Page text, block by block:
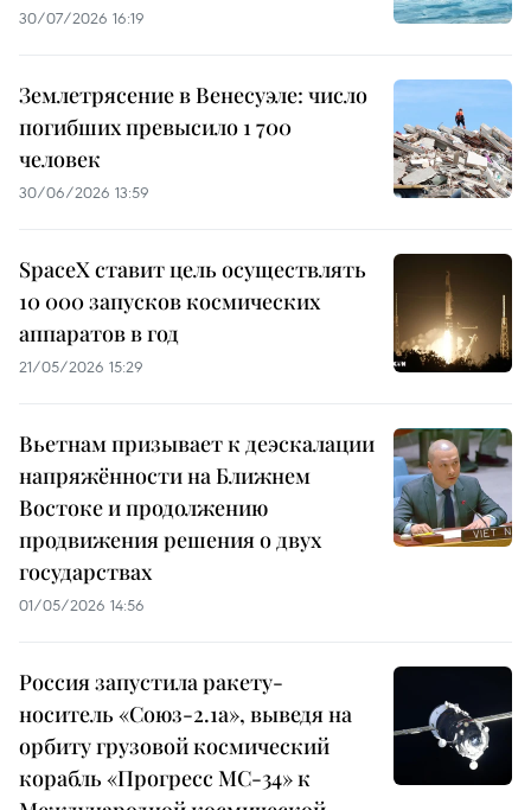
30/07/2026 16:19
Землетрясение в Венесуэле: число
погибших превысило 1 700
человек
30/06/2026 13:59
SpaceX ставит цель осуществлять
10 000 запусков космических
аппаратов в год
21/05/2026 15:29
Вьетнам призывает к деэскалации
напряжённости на Ближнем
Востоке и продолжению
продвижения решения о двух
государствах
01/05/2026 14:56
Россия запустила ракету-
носитель «Союз-2.1а», выведя на
орбиту грузовой космический
корабль «Прогресс МС-34» к